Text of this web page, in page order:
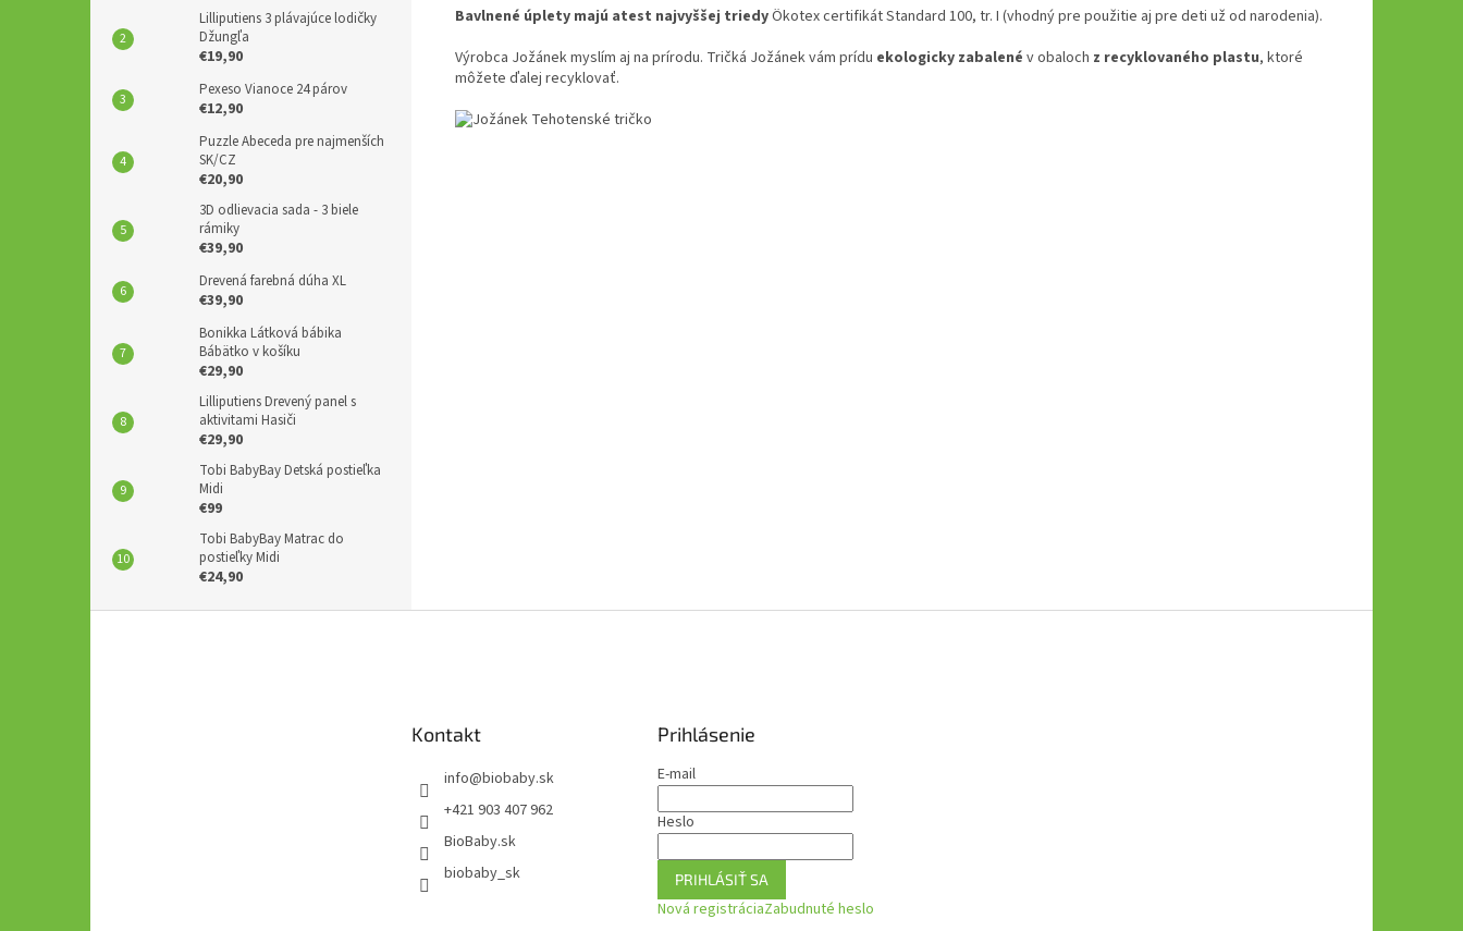
Lilliputiens 3 plávajúce lodičky
Džungľa
€19,90
Pexeso Vianoce 24 párov
€12,90
Puzzle Abeceda pre najmenších
SK/CZ
€20,90
3D odlievacia sada - 3 biele
rámiky
€39,90
Drevená farebná dúha XL
€39,90
Bonikka Látková bábika
Bábätko v košíku
€29,90
Lilliputiens Drevený panel s
aktivitami Hasiči
€29,90
Tobi BabyBay Detská postieľka
Midi
€99
Tobi BabyBay Matrac do
postieľky Midi
€24,90
Bavlnené úplety majú atest najvyššej triedyÖkotex certifikát Standard 100, tr. I (vhodný pre použitie aj pre deti už od narodenia).
Výrobca Jožánek myslím aj na prírodu. Tričká Jožánek vám prídu ekologicky zabalené v obaloch z recyklovaného plastu, ktoré
môžete ďalej recyklovať.
Kontakt
info@biobaby.sk
+421 903 407 962
BioBaby.sk
biobaby_sk
Prihlásenie
E-mail
Heslo
PRIHLÁSIŤ SA
Nová registráciaZabudnuté heslo